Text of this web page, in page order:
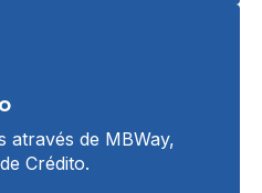
através de MBWay,
Crédito.